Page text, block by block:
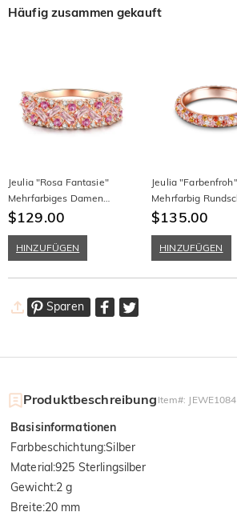
Häufig zusammen gekauft
Jeulia "Rosa Fantasie"
Mehrfarbiges Damen
Bandring Glänzend Sterling
$129.00
HINZUFÜGEN
Jeulia "Farbenfroh"
Mehrfarbig
Sterling Silber
$135.00
HINZUFÜGEN
Sparen
Produktbeschreibung Item#: JEWE1084
Basisinformationen
Farbbeschichtung:Silber
Material :925 Sterlingsilber
Gewicht:2 g
Breite:20 mm